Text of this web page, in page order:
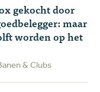
gekocht door
maar
worden op het
& Clubs